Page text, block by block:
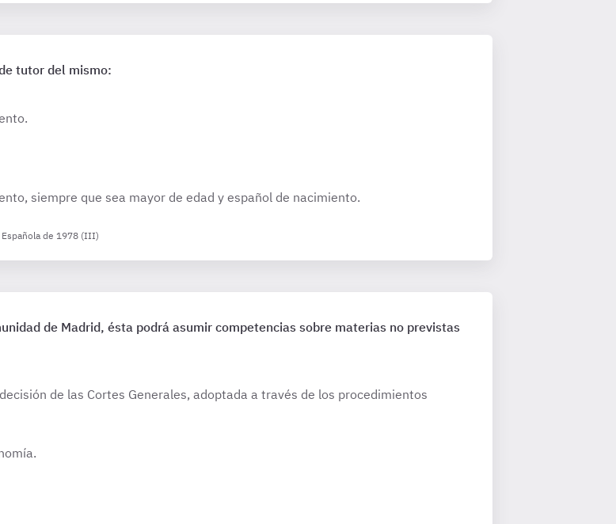
tutor del mismo:
siempre que sea mayor de edad y español de nacimiento.
de 1978 (III)
de Madrid, ésta podrá asumir competencias sobre materias no previstas
de las Cortes Generales, adoptada a través de los procedimientos